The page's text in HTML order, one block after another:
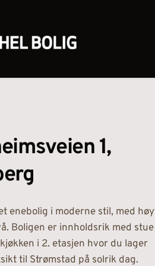
1,
enebolig i moderne stil, med
Boligen er innholdsrik med stue
i 2. etasjen hvor du lager
til Strømstad på solrik dag.